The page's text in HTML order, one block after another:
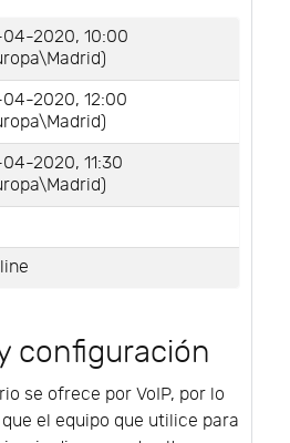
04-2020, 10:00
04-2020, 12:00
2020, 11:30
configuración
se ofrece por VoIP, por lo
el equipo que utilice para